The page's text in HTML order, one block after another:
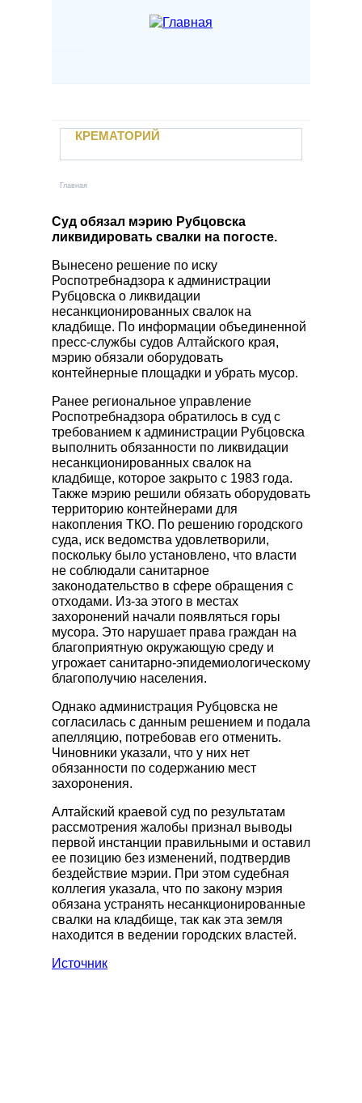
Отзывы
Контакты
Новости
Учебный центр
Вакансии
Электронный паспорт захоронения
Личный кабинет
Заказать услугу
Вы здесь
Главная
КРЕМАТОРИЙ
Кремация
Залы прощания
Поминальные трапезные
Автотранспорт предприятия
Уход за местами захоронений
Прижизненный договор
КАТАЛОГ РИТУАЛЬНЫХ
Гробы
Памятники
Венки
Швейная продукция
Другие ритуальные принадлежности
Металлоизделия
Суд обязал мэрию Рубцовска
ликвидировать свалки на погосте.
Вынесено решение по иску
Роспотребнадзора к администрации
Рубцовска о ликвидации
несанкционированных свалок на
кладбище. По информации объединенной
пресс-службы судов Алтайского края,
мэрию обязали оборудовать
контейнерные площадки и убрать мусор.
Ранее региональное управление
Роспотребнадзора обратилось в суд с
требованием к администрации Рубцовска
выполнить обязанности по ликвидации
несанкционированных свалок на
кладбище, которое закрыто с 1983 года.
Также мэрию решили обязать оборудовать
территорию контейнерами для
накопления ТКО. По решению городского
суда, иск ведомства удовлетворили,
поскольку было установлено, что власти
не соблюдали санитарное
законодательство в сфере обращения с
отходами. Из-за этого в местах
захоронений начали появляться горы
мусора. Это нарушает права граждан на
благоприятную окружающую среду и
угрожает санитарно-эпидемиологическому
благополучию населения.
Однако администрация Рубцовска не
согласилась с данным решением и подала
апелляцию, потребовав его отменить.
Чиновники указали, что у них нет
обязанности по содержанию мест
захоронения.
Алтайский краевой суд по результатам
рассмотрения жалобы признал выводы
первой инстанции правильными и оставил
ее позицию без изменений, подтвердив
бездействие мэрии. При этом судебная
коллегия указала, что по закону мэрия
обязана устранять несанкционированные
свалки на кладбище, так как эта земля
находится в ведении городских властей.
Источник